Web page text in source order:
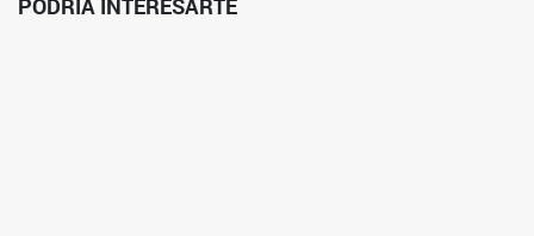
PODRÍA INTERESARTE